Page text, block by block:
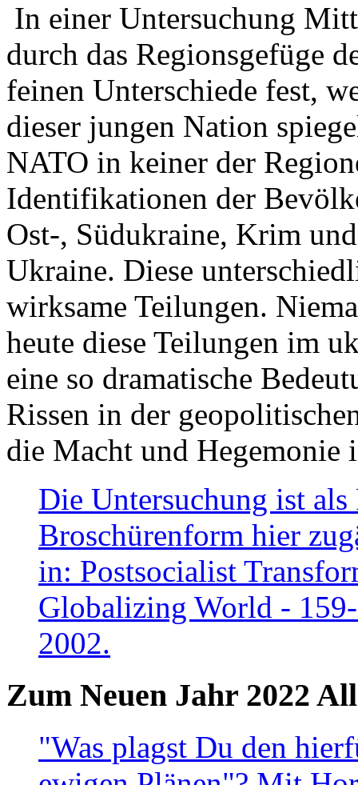
In einer Untersuchung
durch das Regionsgefüge
feinen Unterschiede fest,
dieser jungen Nation
NATO in keiner der
Identifikationen der
Ost-, Südukraine, Krim
Ukraine. Diese
wirksame Teilungen.
heute diese Teilungen im
eine so dramatische
Rissen in der
die Macht und Hegemonie
Die Untersuchung ist
Broschürenform hier
in: Postsocialist
Globalizing World -
2002.
Zum Neuen Jahr 2022
"Was plagst Du den